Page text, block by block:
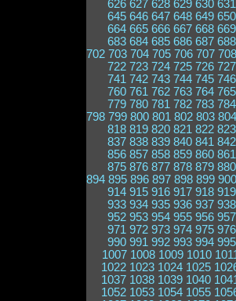
626 627 628 629 630 631
645 646 647 648 649 650
664 665 666 667 668 669
683 684 685 686 687 688
702 703 704 705 706 707 708
722 723 724 725 726 727
741 742 743 744 745 746
760 761 762 763 764 765
779 780 781 782 783 784
798 799 800 801 802 803 804
818 819 820 821 822 823
837 838 839 840 841 842
856 857 858 859 860 861
875 876 877 878 879 880
894 895 896 897 898 899 900
914 915 916 917 918 919
933 934 935 936 937 938
952 953 954 955 956 957
971 972 973 974 975 976
990 991 992 993 994 995
1007 1008 1009 1010 1011
1022 1023 1024 1025
1037 1038 1039 1040 1041
1052 1053 1054 1055